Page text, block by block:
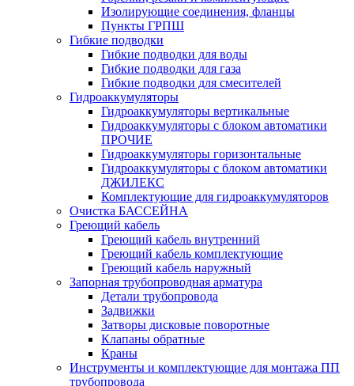
Изолирующие соединения, фланцы
Пункты ГРПШ
Гибкие подводки
Гибкие подводки для воды
Гибкие подводки для газа
Гибкие подводки для смесителей
Гидроаккумуляторы
Гидроаккумуляторы вертикальные
Гидроаккумуляторы с блоком автоматики
ПРОЧИЕ
Гидроаккумуляторы горизонтальные
Гидроаккумуляторы с блоком автоматики
ДЖИЛЕКС
Комплектующие для гидроаккумуляторов
Очистка БАССЕЙНА
Греющий кабель
Греющий кабель внутренний
Греющий кабель комплектующие
Греющий кабель наружный
Запорная трубопроводная арматура
Детали трубопровода
Задвижки
Затворы дисковые поворотные
Клапаны обратные
Краны
Инструменты и комплектующие для монтажа ПП
трубопровода